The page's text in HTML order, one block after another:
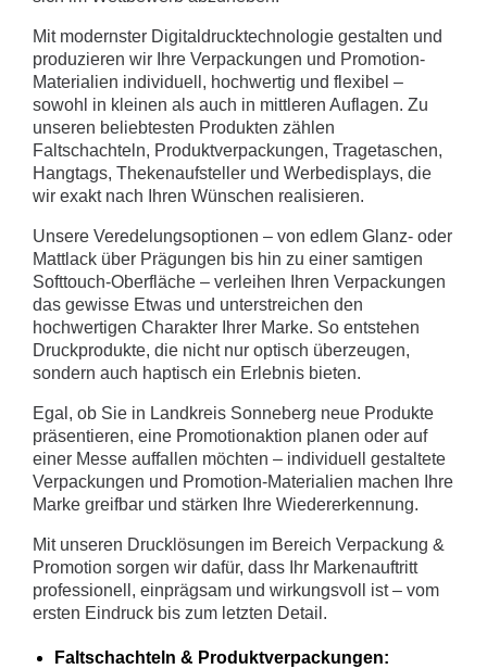
Mit modernster Digitaldrucktechnologie gestalten und
produzieren wir Ihre Verpackungen und Promotion-
Materialien individuell, hochwertig und flexibel –
sowohl in kleinen als auch in mittleren Auflagen. Zu
unseren beliebtesten Produkten zählen
Faltschachteln, Produktverpackungen, Tragetaschen,
Hangtags, Thekenaufsteller und Werbedisplays, die
wir exakt nach Ihren Wünschen realisieren.
Unsere Veredelungsoptionen – von edlem Glanz- oder
Mattlack über Prägungen bis hin zu einer samtigen
Softtouch-Oberfläche – verleihen Ihren Verpackungen
das gewisse Etwas und unterstreichen den
hochwertigen Charakter Ihrer Marke. So entstehen
Druckprodukte, die nicht nur optisch überzeugen,
sondern auch haptisch ein Erlebnis bieten.
Egal, ob Sie in Landkreis Sonneberg neue Produkte
präsentieren, eine Promotionaktion planen oder auf
einer Messe auffallen möchten – individuell gestaltete
Verpackungen und Promotion-Materialien machen Ihre
Marke greifbar und stärken Ihre Wiedererkennung.
Mit unseren Drucklösungen im Bereich Verpackung &
Promotion sorgen wir dafür, dass Ihr Markenauftritt
professionell, einprägsam und wirkungsvoll ist – vom
ersten Eindruck bis zum letzten Detail.
Faltschachteln & Produktverpackungen: